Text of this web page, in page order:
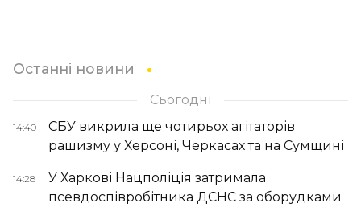
Останні новини
Сьогодні
14:40
СБУ викрила ще чотирьох агітаторів
рашизму у Херсоні, Черкасах та на Сумщині
14:28
У Харкові Нацполіція затримала
псевдоспівробітника ДСНС за оборудками